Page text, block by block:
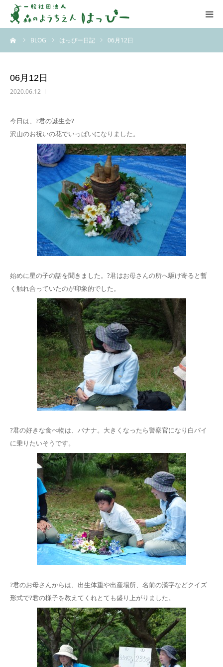
BLOG はっぴー日記 06月12日
06月12日
2020.06.12
今日は、?君の誕生会?
沢山のお祝いの花でいっぱいになりました。
始めに星の子の話を聞きました。?君はお母さんの所へ駆け寄ると暫
く触れ合っていたのが印象的でした。
?君の好きな食べ物は、バナナ。大きくなったら警察官になり白バイ
に乗りたいそうです。
?君のお母さんからは、出生体重や出産場所、名前の漢字などクイズ
形式で?君の様子を教えてくれとても盛り上がりました。
はっぴーについて
アクセス